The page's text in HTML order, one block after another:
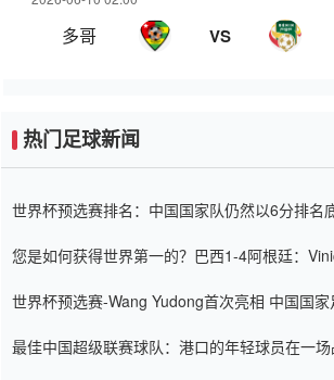
多哥 VS
热门足球新闻
世界杯预选赛排名：中国国家队仍然以6分排名
您是如何获得世界第一的？巴西1-4阿根廷：
世界杯预选赛-Wang Yudong首次亮相 中国国家
最佳中国超级联赛球队：港口的年轻球员在一场